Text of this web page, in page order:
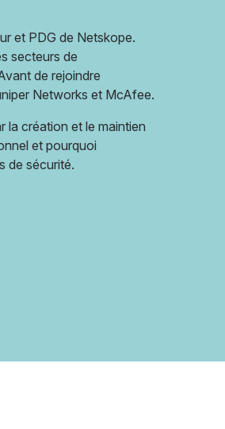
et PDG de Netskope.
secteurs de
de rejoindre
Networks et McAfee.
la création et le maintien
et pourquoi
de sécurité.